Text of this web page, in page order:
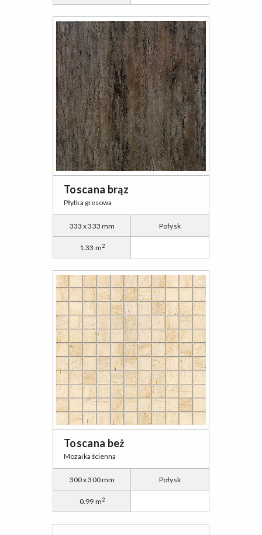
Toscana brąz
Płytka gresowa
333 x 333 mm Połysk
1.33 m2
Toscana beż
Mozaika ścienna
300 x 300 mm Połysk
0.99 m2